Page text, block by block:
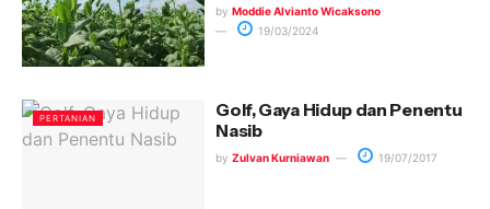
by Moddie Alvianto Wicaksono
19/03/2024
PERTANIAN
Golf, Gaya Hidup dan Penentu
Nasib
by Zulvan Kurniawan 19/07/2017